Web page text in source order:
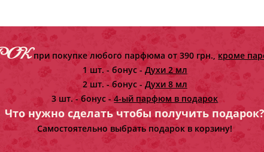
при покупке любого парфюма от 390 грн., кроме
1 шт. - бонус - Духи 2 мл
2 шт. - бонус - Духи 8 мл
3 шт. - бонус -4-ый парфюм в подарок
Что нужно сделать чтобы получить подарок?
Самостоятельно выбрать подарок в корзину!